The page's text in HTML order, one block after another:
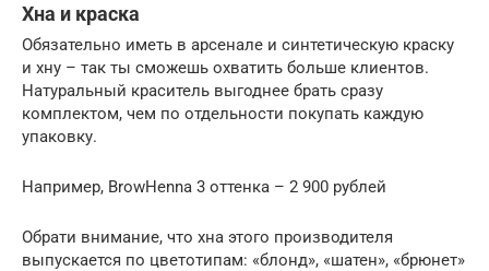
Хна и краска
Обязательно иметь в арсенале и синтетическую краску
и хну – так ты сможешь охватить больше клиентов.
Натуральный краситель выгоднее брать сразу
комплектом, чем по отдельности покупать каждую
упаковку.
Например, BrowHenna 3 оттенка – 2 900 рублей
Обрати внимание, что хна этого производителя
выпускается по цветотипам: «блонд», «шатен», «брюнет»